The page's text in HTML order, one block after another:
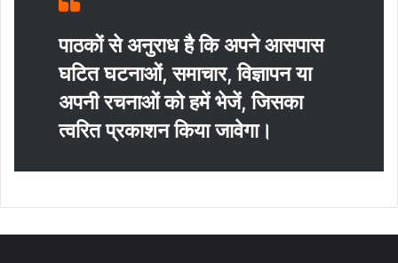
पाठकों से अनुराध है कि अपने आसपास
घटित घटनाओं, समाचार, विज्ञापन या
अपनी रचनाओं को हमें भेजें, जिसका
त्‍वरित प्रकाशन किया जावेगा।